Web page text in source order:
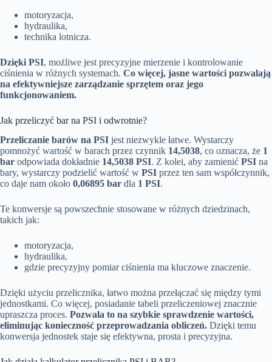
motoryzacja,
hydraulika,
technika lotnicza.
Dzięki PSI, możliwe jest precyzyjne mierzenie i kontrolowanie
ciśnienia w różnych systemach. Co więcej, jasne wartości pozwalają
na efektywniejsze zarządzanie sprzętem oraz jego
funkcjonowaniem.
Jak przeliczyć bar na PSI i odwrotnie?
Przeliczanie barów na PSI jest niezwykle łatwe. Wystarczy
pomnożyć wartość w barach przez czynnik 14,5038, co oznacza, że 1
bar odpowiada dokładnie 14,5038 PSI. Z kolei, aby zamienić PSI na
bary, wystarczy podzielić wartość w PSI przez ten sam współczynnik,
co daje nam około 0,06895 bar dla 1 PSI.
Te konwersje są powszechnie stosowane w różnych dziedzinach,
takich jak:
motoryzacja,
hydraulika,
gdzie precyzyjny pomiar ciśnienia ma kluczowe znaczenie.
Dzięki użyciu przelicznika, łatwo można przełączać się między tymi
jednostkami. Co więcej, posiadanie tabeli przeliczeniowej znacznie
upraszcza proces. Pozwala to na szybkie sprawdzenie wartości,
eliminując konieczność przeprowadzania obliczeń. Dzięki temu
konwersja jednostek staje się efektywna, prosta i precyzyjna.